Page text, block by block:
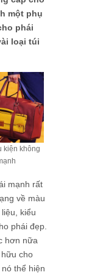
một phụ
phái
loại túi
kiện không
mạnh rất
về màu
kiểu
phái đẹp.
hơn nữa
cho
thể hiện